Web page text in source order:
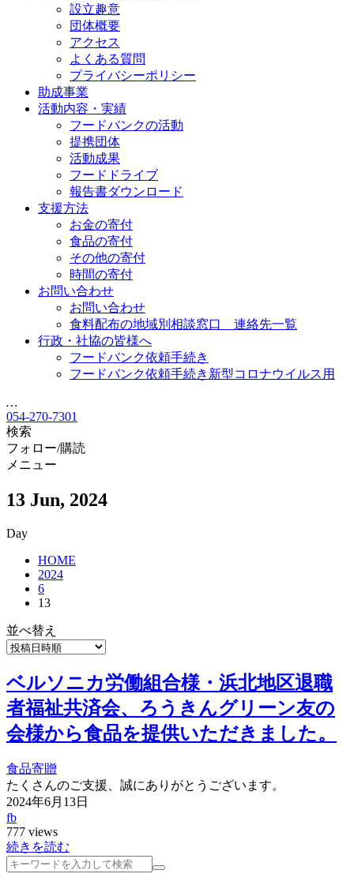
設立趣意
団体概要
アクセス
よくある質問
プライバシーポリシー
助成事業
活動内容・実績
フードバンクの活動
提携団体
活動成果
フードドライブ
報告書ダウンロード
支援方法
お金の寄付
食品の寄付
その他の寄付
時間の寄付
お問い合わせ
お問い合わせ
食料配布の地域別相談窓口 連絡先一覧
行政・社協の皆様へ
フードバンク依頼手続き
フードバンク依頼手続き新型コロナウイルス用
…
054-270-7301
検索
フォロー/購読
メニュー
13 Jun, 2024
Day
HOME
2024
6
13
並べ替え
ベルソニカ労働組合様・浜北地区退職
者福祉共済会、ろうきんグリーン友の
会様から食品を提供いただきました。
食品寄贈
たくさんのご支援、誠にありがとうございます。
2024年6月13日
fb
777 views
続きを読む
検